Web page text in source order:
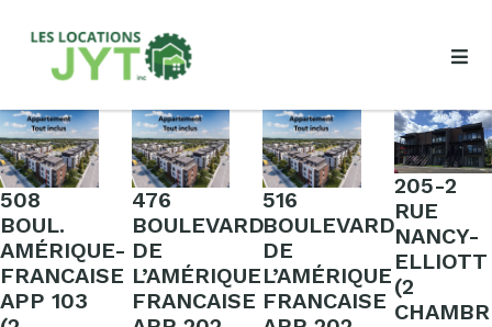
508
BOUL.
AMÉRIQUE-
FRANCAISE
APP 103
476
BOULEVARD
DE
L’AMÉRIQUE
FRANCAISE
516
BOULEVARD
DE
L’AMÉRIQUE
FRANCAISE
205-2
RUE
NANCY-
ELLIOTT
(2